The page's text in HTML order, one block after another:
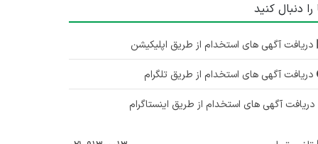
را دنبال کنید
دریافت آگهی های استخدام از طریق اپلیکیشن
دریافت آگهی های استخدام از طریق تلگرام
دریافت آگهی های استخدام از طریق اینستاگرام